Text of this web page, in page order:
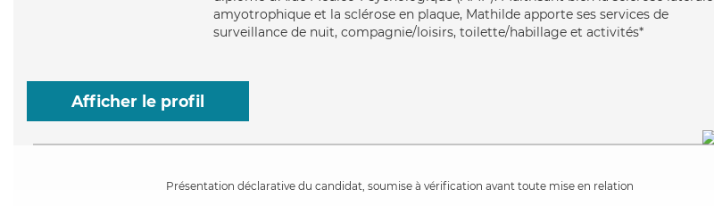
amyotrophique et la sclérose en plaque, Mathilde apporte ses services de
surveillance de nuit, compagnie/loisirs, toilette/habillage et activités*
Afficher le profil
Présentation déclarative du candidat, soumise à vérification avant toute mise en relation